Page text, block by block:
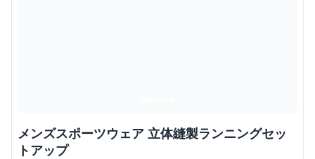
メンズスポーツウェア 立体縫製ランニングセッ
トアップ